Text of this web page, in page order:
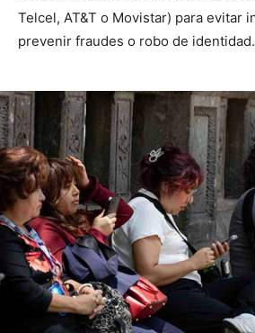
Telcel, AT&T o Movistar) para evitar
prevenir fraudes o robo de